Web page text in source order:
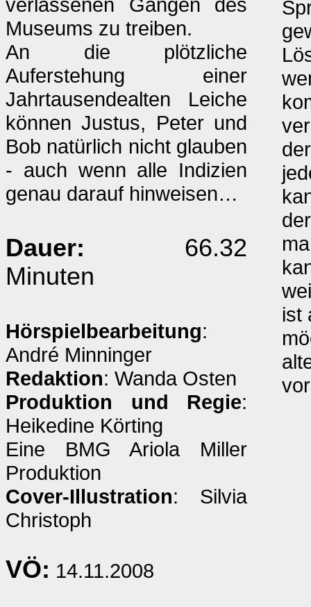
Museums zu treiben.
An die plötzliche
Auferstehung einer
Jahrtausendealten Leiche
können Justus, Peter und
Bob natürlich nicht glauben
- auch wenn alle Indizien
genau darauf hinweisen…
Dauer: 66.32
Minuten
Hörspielbearbeitung:
André Minninger
Redaktion: Wanda Osten
Produktion und Regie:
Heikedine Körting
Eine BMG Ariola Miller
Produktion
Cover-Illustration: Silvia
Christoph
VÖ: 14.11.2008
ist